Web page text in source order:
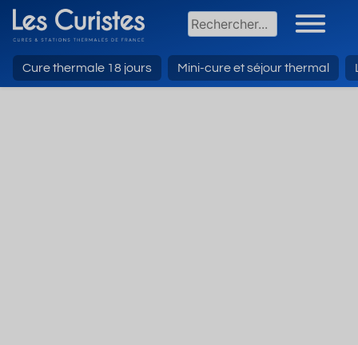
Cure thermale 18 jours Mini-cure et séjour thermal